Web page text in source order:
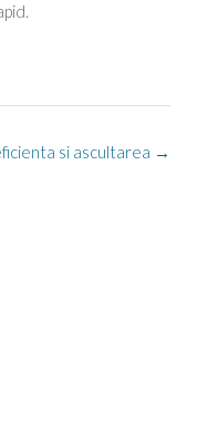
si ascultarea →